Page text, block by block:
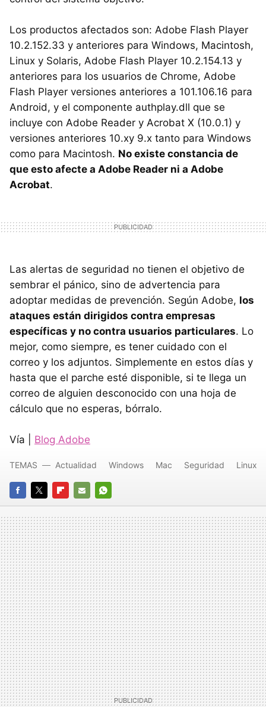
Los productos afectados son: Adobe Flash Player
10.2.152.33 y anteriores para Windows, Macintosh,
Linux y Solaris, Adobe Flash Player 10.2.154.13 y
anteriores para los usuarios de Chrome, Adobe
Flash Player versiones anteriores a 101.106.16 para
Android, y el componente authplay.dll que se
incluye con Adobe Reader y Acrobat X (10.0.1) y
versiones anteriores 10.xy 9.x tanto para Windows
como para Macintosh. No existe constancia de
que esto afecte a Adobe Reader ni a Adobe
Acrobat.
Las alertas de seguridad no tienen el objetivo de
sembrar el pánico, sino de advertencia para
adoptar medidas de prevención. Según Adobe, los
ataques están dirigidos contra empresas
específicas y no contra usuarios particulares. Lo
mejor, como siempre, es tener cuidado con el
correo y los adjuntos. Simplemente en estos días y
hasta que el parche esté disponible, si te llega un
correo de alguien desconocido con una hoja de
cálculo que no esperas, bórralo.
Vía | Blog Adobe
FACEBOOK
TWITTERFLIPBOARD
E-
MAIL
WHATSAPP
TEMAS Actualidad Windows Mac Seguridad Linux